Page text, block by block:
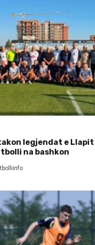
legjendat e Llapit
na bashkon